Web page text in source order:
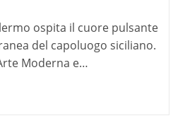
ospita il cuore pulsante
del capoluogo siciliano.
Moderna e…